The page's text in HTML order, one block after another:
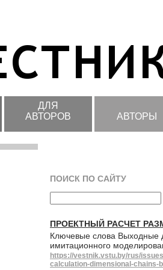
ДЛЯ
АВТОРОВ
АВТОРЫ
ПОИСК ПО САЙТУ
ПРОЕКТНЫЙ РАСЧЕТ
Ключевые слова Выходные
имитационного
https://vestnik.vstu.by/rus/
calculation-dimensional-chains-